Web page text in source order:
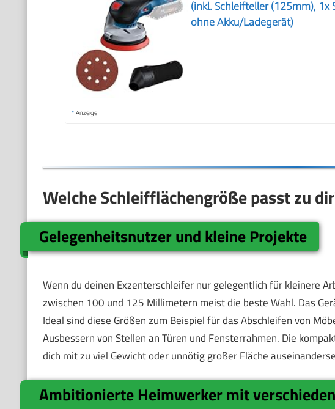
(inkl. Schleifteller (125mm), 1x
ohne Akku/Ladegerät)
* Anzeige
Welche Schleifflächengröße passt zu
Gelegenheitsnutzer und kleine Projekte
Wenn du deinen Exzenterschleifer nur gelegentlich für kleinere
zwischen 100 und 125 Millimetern meist die beste Wahl. Das
Ideal sind diese Größen zum Beispiel für das Abschleifen von
Ausbessern von Stellen an Türen und Fensterrahmen. Die
dich mit zu viel Gewicht oder unnötig großer Fläche
Ambitionierte Heimwerker mit